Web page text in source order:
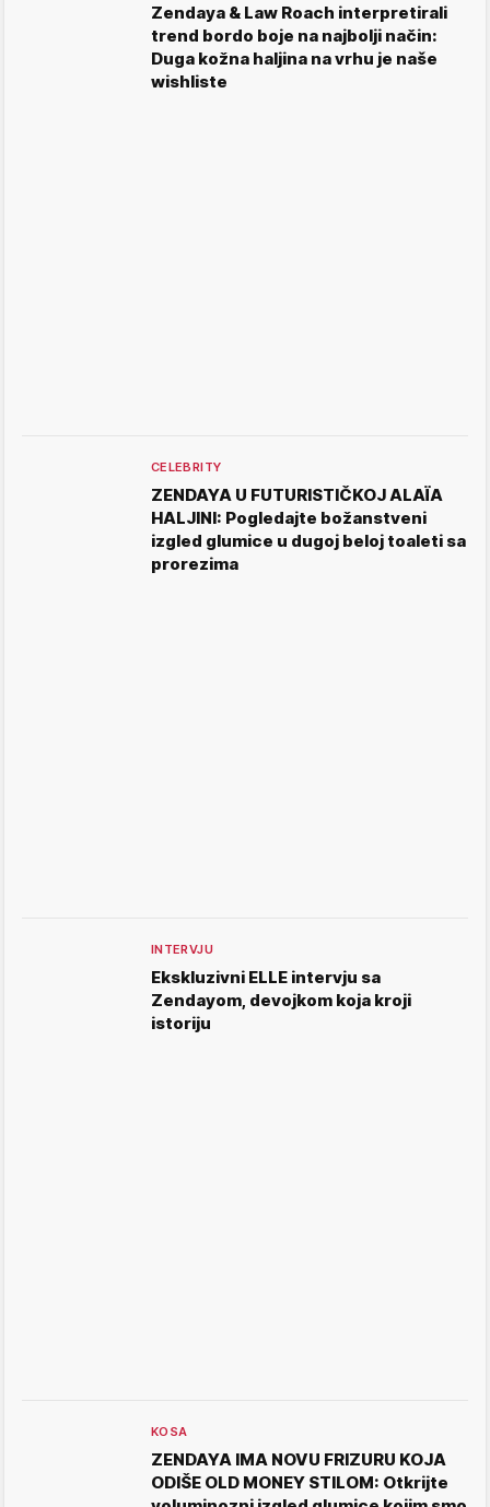
Zendaya & Law Roach interpretirali
trend bordo boje na najbolji način:
Duga kožna haljina na vrhu je naše
wishliste
CELEBRITY
ZENDAYA U FUTURISTIČKOJ ALAÏA
HALJINI: Pogledajte božanstveni
izgled glumice u dugoj beloj toaleti sa
prorezima
INTERVJU
Ekskluzivni ELLE intervju sa
Zendayom, devojkom koja kroji
istoriju
KOSA
ZENDAYA IMA NOVU FRIZURU KOJA
ODIŠE OLD MONEY STILOM: Otkrijte